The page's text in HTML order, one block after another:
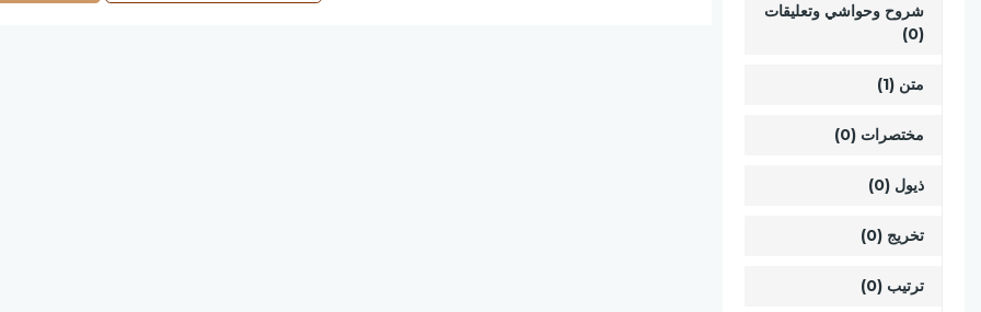
شروح وحواشي وتعليقات
(0)
متن (1)
مختصرات (0)
ذيول (0)
تخريج (0)
ترتيب (0)